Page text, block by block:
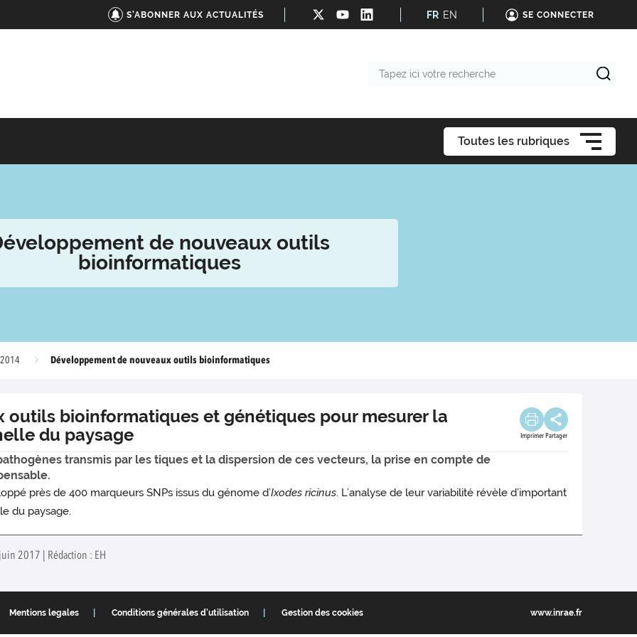
S'ABONNER AUX ACTUALITÉS FR EN SE CONNECTER
Toutes les rubriques
de nouveaux outils
bioinformatiques
Développement de nouveaux outils bioinformatiques
outils bioinformatiques et génétiques pour mesurer la
du paysage
Imprimer Partager
transmis par les tiques et la dispersion de ces vecteurs, la prise en compte de
près de 400 marqueurs SNPs issus du génome d’Ixodes ricinus. L’analyse de leur variabilité révèle d’important
du paysage.
2017 | Rédaction : EH
Mentions legales Conditions générales d'utilisation Gestion des cookies www.inrae.fr